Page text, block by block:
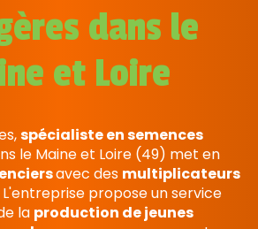
dans le
et Loire
spécialiste en semences
le Maine et Loire (49) met en
avec des multiplicateurs
L'entreprise propose un service
la production de jeunes